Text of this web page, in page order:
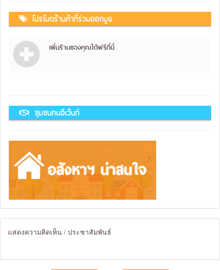
โปรโมตร้านค้าที่ร่วมออกบูธ
เพิ่มร้านของคุณได้ฟรีที่นี่
ชุมชนคนอีเว้นท์
แสดงความคิดเห็น / ประชาสัมพันธ์